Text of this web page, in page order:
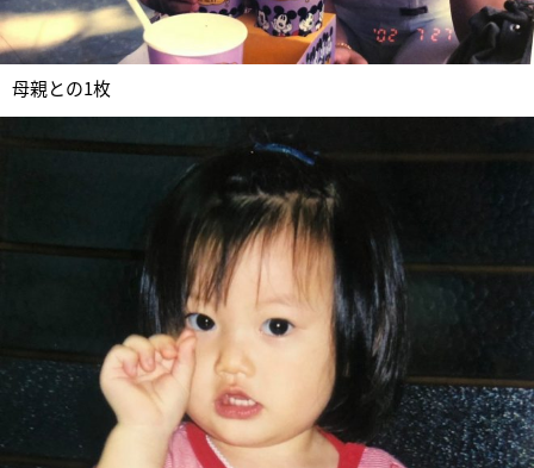
母親との1枚